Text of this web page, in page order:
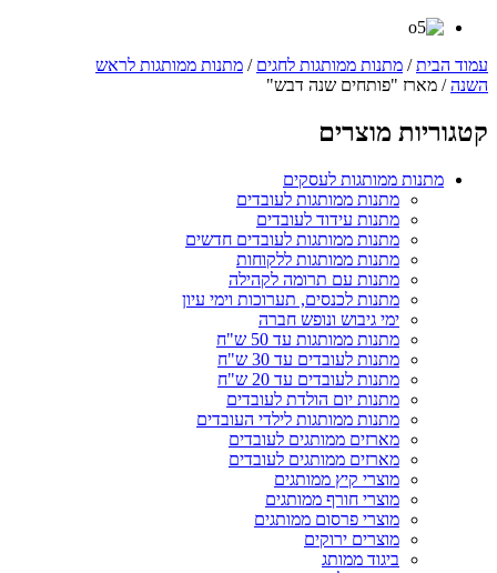
עמוד הבית/ מתנות ממותגות לחגים / מתנות ממותגות לראש
השנה/ מארז "פותחים שנה דבש"
קטגוריות מוצרים
מתנות ממותגות לעסקים
מתנות ממותגות לעובדים
מתנות עידוד לעובדים
מתנות ממותגות לעובדים חדשים
מתנות ממותגות ללקוחות
מתנות עם תרומה לקהילה
מתנות לכנסים, תערוכות וימי עיון
ימי גיבוש ונופש חברה
מתנות ממותגות עד 50 ש"ח
מתנות לעובדים עד 30 ש"ח
מתנות לעובדים עד 20 ש"ח
מתנות יום הולדת לעובדים
מתנות ממותגות לילדי העובדים
מארזים ממותגים לעובדים
מארזים ממותגים לעובדים
מוצרי קיץ ממותגים
מוצרי חורף ממותגים
מוצרי פרסום ממותגים
מוצרים ירוקים
ביגוד ממותג